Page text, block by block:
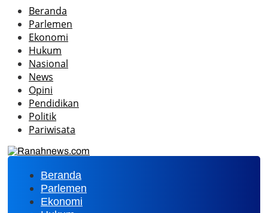
Beranda
Parlemen
Ekonomi
Hukum
Nasional
News
Opini
Pendidikan
Politik
Pariwisata
Beranda
Parlemen
Ekonomi